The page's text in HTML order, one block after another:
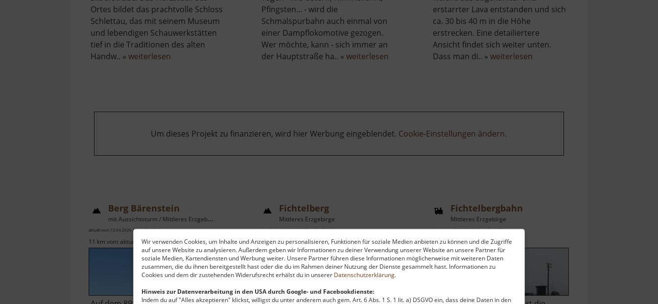
Wir verwenden Cookies, um Inhalte und Anzeigen zu personalisieren, Funktionen für soziale Medien anbieten zu können und die Zugriffe
auf unsere Website zu analysieren. Außerdem geben wir Informationen zu deiner Verwendung unserer Website an unsere Partner für
soziale Medien, Kartendiensten und Werbung weiter. Unsere Partner führen diese Informationen möglicherweise mit weiteren Daten
zusammen, die du ihnen bereitgestellt hast oder die du im Rahmen deiner Nutzung der Dienste gesammelt hast. Informationen zu
Cookies und dem dir zustehenden Widerufsrecht erhälst du in unserer Datenschutzerklärung.
Hinweis zur Datenverarbeitung in den USA durch Google- und Facebookdienste:
Indem du auf "Alles akzeptieren" klickst, willigst du unter anderem auch gem. Art. 6 Abs. 1 S. 1 lit. a) DSGVO ein, dass deine Daten in den
Ortes bildet das prachtvolle Schloss
Schlettau, das mit seinem Museum
und lebendigen Schauwerkstätten
tief in die Traditionen des alten
Handw.. » weiterlesen
Pfingsten... - wird die
Schmalspurbahn auch einmal von
einer Dampflokomotive gezogen.
Wer möchte, kann - sich immer an
der Hauptstraße ha.. »weiterlesen
erstarrter Lava entstanden und sich
ca. 30 bis 40 m in die Höhe
erstrecken. Eine detailiertere
Ansicht findet sich weiter unten.
Dass man di.. » weiterlesenüber
Um dieses Projekt zu finanzieren, wird hier Werbung eingeblendet. Cookie-Einstellungen ändern.
Berg Bärenstein
mit Aussichtsturm / Mittleres Erzgebirge
aktuell vom 13.04.2026 / Zugriffe: 82018
11 km vom aktuellen Standort
Fichtelberg
Mittleres Erzgebirge
aktuell vom 31.05.2026 / Zugriffe: 71112
20 km vom aktuellen Standort
Fichtelbergbahn
Mittleres Erzgebirge
aktuell vom 07.06.2026 / Zugriffe: 41574
21 km vom aktuellen Standort